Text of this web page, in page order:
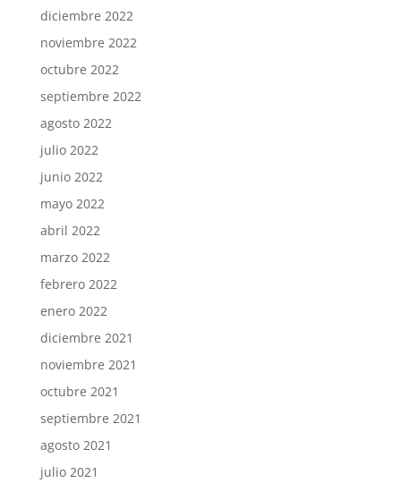
diciembre 2022
noviembre 2022
octubre 2022
septiembre 2022
agosto 2022
julio 2022
junio 2022
mayo 2022
abril 2022
marzo 2022
febrero 2022
enero 2022
diciembre 2021
noviembre 2021
octubre 2021
septiembre 2021
agosto 2021
julio 2021